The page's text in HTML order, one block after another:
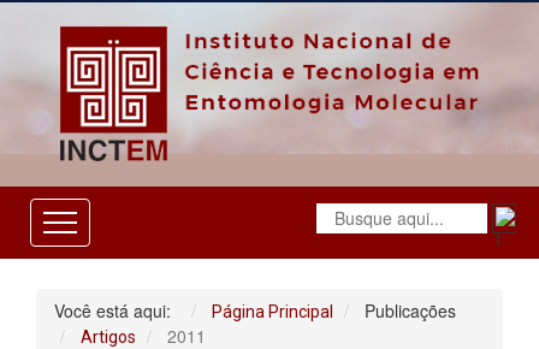
O
Você está aqui: Página Principal Publicações
Artigos 2011